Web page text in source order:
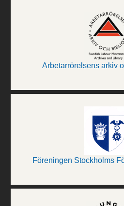
Arbetarrörelsens arkiv
Föreningen Stockholms